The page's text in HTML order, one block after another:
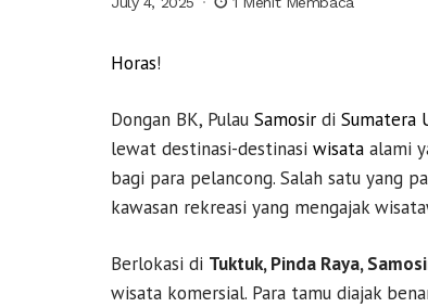
Horas!
Dongan BK, Pulau Samosir di Sumatera
lewat destinasi-destinasi wisata alami
bagi para pelancong. Salah satu yang
kawasan rekreasi yang mengajak
Berlokasi di Tuktuk, Pinda Raya,
wisata komersial. Para tamu diajak